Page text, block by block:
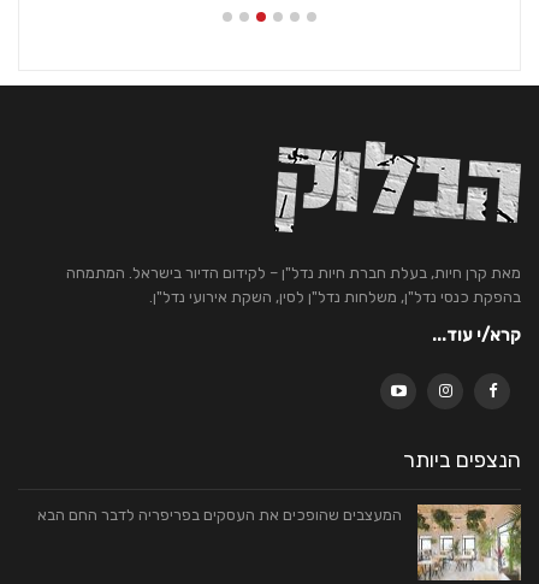
מאת קרן חיות, בעלת חברת חיות נדל"ן – לקידום הדיור בישראל. המתמחה
בהפקת כנסי נדל"ן, משלחות נדל"ן לסין, השקת אירועי נדל"ן.
קרא/י עוד...
הנצפים ביותר
המעצבים שהופכים את העסקים בפריפריה לדבר החם הבא